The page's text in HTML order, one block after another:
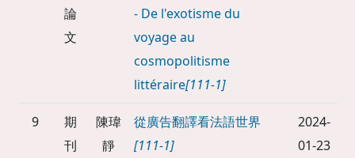
論
文
- De l'exotisme du
voyage au
cosmopolitisme
littéraire[111-1]
9
期
刊
陳瑋
靜
從廣告翻譯看法語世界
[111-1]
2024-
01-23